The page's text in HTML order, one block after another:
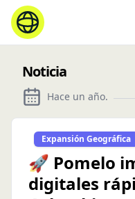
Noticia
Hace un año.
Expansión Geográfica
🚀 Pomelo
digitales